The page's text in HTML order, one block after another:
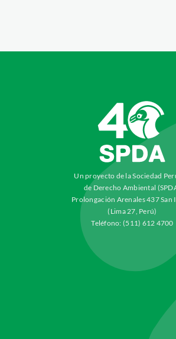
Un proyecto de la Sociedad
de Derecho Ambiental
Prolongación Arenales 437 San
(Lima 27, Perú)
Teléfono: (511) 612 4700